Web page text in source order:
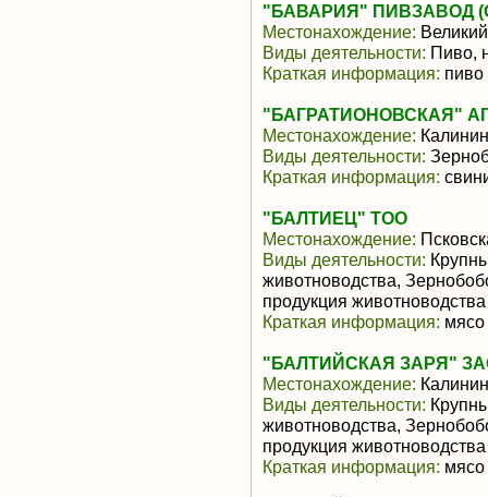
"БАВАРИЯ" ПИВЗАВОД
Местонахождение:
Виды деятельности: Пиво,
Краткая информация: пиво
"БАГРАТИОНОВСКАЯ"
Местонахождение:
Виды деятельности:
Краткая информация:
"БАЛТИЕЦ" ТОО
Местонахождение:
Виды деятельности:
животноводства,
продукция животноводства
Краткая информация: мясо
"БАЛТИЙСКАЯ ЗАРЯ"
Местонахождение:
Виды деятельности:
животноводства,
продукция животноводства
Краткая информация: мясо